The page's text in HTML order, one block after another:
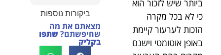
ביותר שיש לזכור הוא
כי לא בכל מקרה
הזכות לערעור קיימת
באופן אוטומטי וישנם
וסירבו לקחת
אותו.לאחר
שסיפרתי בקצרה
רבה על המילים
החמות ועל
האמון. שמחנו
לעמוד לצידך,
ביקורות נוספות
מצאתם את מה
שחיפשתם? שתפו
בקליק